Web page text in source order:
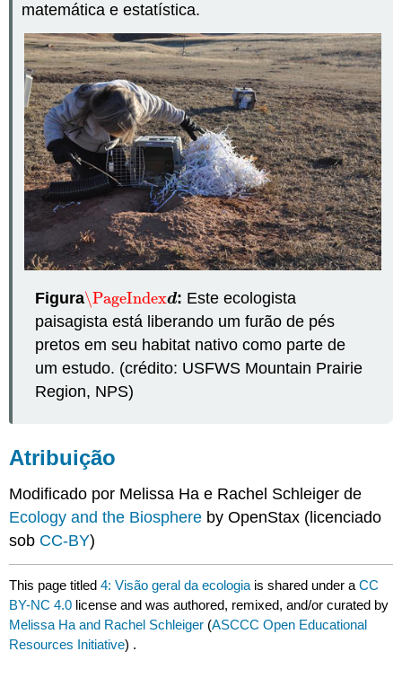
matemática e estatística.
Figura\PageIndexd
\PageIndexd: Este ecologista
paisagista está liberando um furão de pés
pretos em seu habitat nativo como parte de
um estudo. (crédito: USFWS Mountain Prairie
Region, NPS)
Atribuição
Modificado por Melissa Ha e Rachel Schleiger de
Ecology and the Biosphere by OpenStax (licenciado
sob CC-BY)
This page titled4: Visão geral da ecologia is shared under aCC
BY-NC 4.0 license and was authored, remixed, and/or curated by
Melissa Ha and Rachel Schleiger (ASCCC Open Educational
Resources Initiative) .